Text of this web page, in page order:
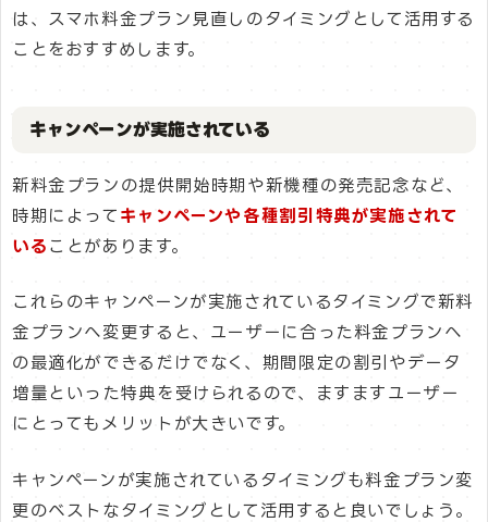
は、スマホ料金プラン見直しのタイミングとして活用する
ことをおすすめします。
キャンペーンが実施されている
新料金プランの提供開始時期や新機種の発売記念など、
時期によって キャンペーンや各種割引特典が実施されて
いる ことがあります。
これらのキャンペーンが実施されているタイミングで新料
金プランへ変更すると、ユーザーに合った料金プランへ
の最適化ができるだけでなく、期間限定の割引やデータ
増量といった特典を受けられるので、ますますユーザー
にとってもメリットが大きいです。
キャンペーンが実施されているタイミングも料金プラン変
更のベストなタイミングとして活用すると良いでしょう。